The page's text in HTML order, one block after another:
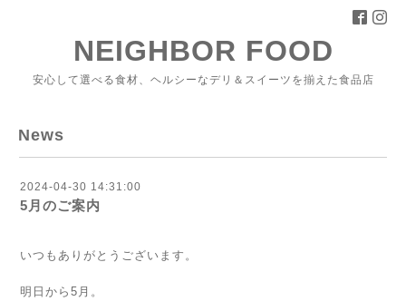
NEIGHBOR FOOD
安心して選べる食材、ヘルシーなデリ＆スイーツを揃えた食品店
News
2024-04-30 14:31:00
5月のご案内
いつもありがとうございます。
明日から5月。